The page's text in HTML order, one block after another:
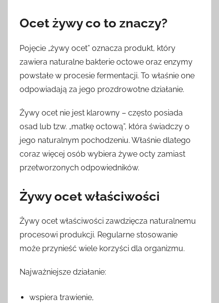
Ocet żywy co to znaczy?
Pojęcie „żywy ocet” oznacza produkt, który
zawiera naturalne bakterie octowe oraz enzymy
powstałe w procesie fermentacji. To właśnie one
odpowiadają za jego prozdrowotne działanie.
Żywy ocet nie jest klarowny – często posiada
osad lub tzw. „matkę octową”, która świadczy o
jego naturalnym pochodzeniu. Właśnie dlatego
coraz więcej osób wybiera żywe octy zamiast
przetworzonych odpowiedników.
Żywy ocet właściwości
Żywy ocet właściwości zawdzięcza naturalnemu
procesowi produkcji. Regularne stosowanie
może przynieść wiele korzyści dla organizmu.
Najważniejsze działanie:
wspiera trawienie,